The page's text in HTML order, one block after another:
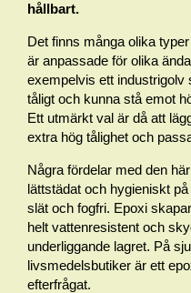
hållbart.
Det finns många olika
är anpassade för olika
exempelvis ett industrigolv
tåligt och kunna stå emot
Ett utmärkt val är då att
extra hög tålighet och
Några fördelar med den
lättstädat och hygieniskt
slät och fogfri. Epoxi
helt vattenresistent och
underliggande lagret. På
livsmedelsbutiker är ett
efterfrågat.